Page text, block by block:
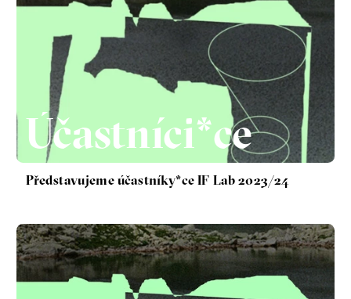
Účastníci*ce
Představujeme účastníky*ce IF Lab 2023/24